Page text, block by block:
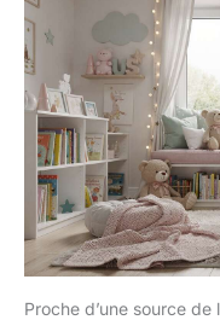
Proche d’une source de